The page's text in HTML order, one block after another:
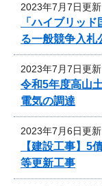
2023年7月7日更新
「ハイブリッ
る一般競争入札
2023年7月7日更新
令和5年度高山
電気の調達
2023年7月6日更新
【建設工事】5
等更新工事